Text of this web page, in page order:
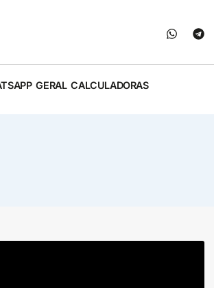
GERAL CALCULADORAS